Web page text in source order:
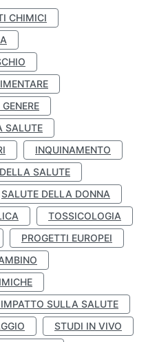
CHIMICI
SALUTE
INQUINAMENTO
SALUTE
SALUTE DELLA DONNA
TOSSICOLOGIA
PROGETTI EUROPEI
SULLA SALUTE
STUDI IN VIVO